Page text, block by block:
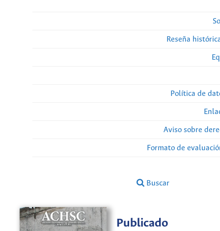
Reseña
Política de
Aviso sobre
Formato de
Buscar
Publicado